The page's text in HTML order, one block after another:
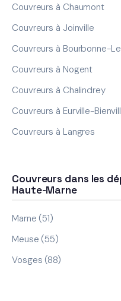
Couvreurs à Chaumont
Couvreurs à Joinville
Couvreurs à Bourbonne-
Couvreurs à Nogent
Couvreurs à Chalindrey
Couvreurs à Eurville-
Couvreurs à Langres
Couvreurs dans les
Haute-Marne
Marne (51)
Meuse (55)
Vosges (88)